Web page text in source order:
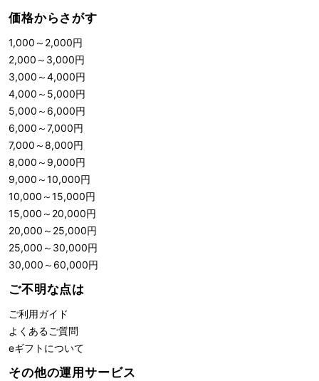
価格からさがす
1,000 ～ 2,000円
2,000 ～ 3,000円
3,000 ～4,000円
4,000 ～ 5,000円
5,000 ～ 6,000円
6,000 ～7,000円
7,000 ～8,000円
8,000 ～ 9,000円
9,000 ～10,000円
10,000 ～15,000円
15,000 ～ 20,000円
20,000 ～ 25,000円
25,000 ～ 30,000円
30,000 ～ 60,000円
ご不明な点は
ご利用ガイド
よくあるご質問
eギフトについて
その他の運用サービス